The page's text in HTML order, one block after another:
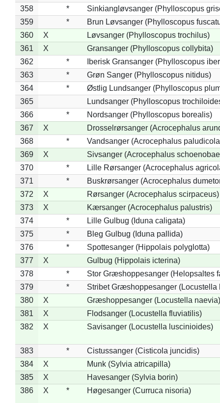
358
*
Sinkiangløvsanger (Phylloscopus
359
*
Brun Løvsanger (Phylloscopus
360
X
Løvsanger (Phylloscopus trochilus)
361
X
Gransanger (Phylloscopus collybita)
362
*
Iberisk Gransanger (Phylloscopus
363
*
Grøn Sanger (Phylloscopus nitidus)
364
*
Østlig Lundsanger (Phylloscopus
365
Lundsanger (Phylloscopus
366
*
Nordsanger (Phylloscopus borealis)
367
X
Drosselrørsanger (Acrocephalus
368
*
Vandsanger (Acrocephalus
369
X
Sivsanger (Acrocephalus
370
*
Lille Rørsanger (Acrocephalus
371
*
Buskrørsanger (Acrocephalus
372
X
Rørsanger (Acrocephalus scirpaceus)
373
X
Kærsanger (Acrocephalus palustris)
374
*
Lille Gulbug (Iduna caligata)
375
*
Bleg Gulbug (Iduna pallida)
376
*
Spottesanger (Hippolais polyglotta)
377
X
Gulbug (Hippolais icterina)
378
*
Stor Græshoppesanger (Helopsaltes
379
*
Stribet Græshoppesanger (Locustella
380
X
Græshoppesanger (Locustella naevia)
381
X
Flodsanger (Locustella fluviatilis)
382
X Savisanger (Locustella luscinioides)
383 *
Cistussanger (Cisticola juncidis)
384
X
Munk (Sylvia atricapilla)
385
X
Havesanger (Sylvia borin)
386
X * Høgesanger (Curruca nisoria)